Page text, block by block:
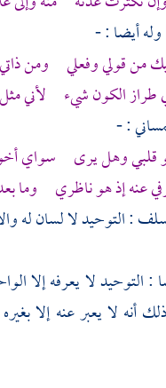
وله أيضا : -
من قولي وفعلي ومن
في طراز الكون شيء لأني
: -
قلبي وهل يرى سواي
عنه إذ هو ناظري وما
: التوحيد لا لسان له
التوحيد لا يعرفه إلا
أنه لا يعبر عنه إلا